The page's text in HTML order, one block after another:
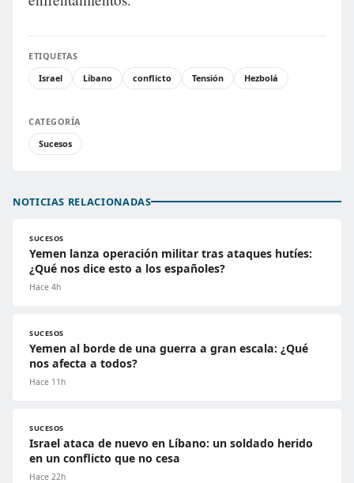
ETIQUETAS
Israel
Líbano conflicto Tensión Hezbolá
CATEGORÍA
Sucesos
NOTICIAS RELACIONADAS
SUCESOS
Yemen lanza operación militar tras ataques hutíes:
¿Qué nos dice esto a los españoles?
Hace 4h
SUCESOS
Yemen al borde de una guerra a gran escala: ¿Qué
nos afecta a todos?
Hace 11h
SUCESOS
Israel ataca de nuevo en Líbano: un soldado herido
en un conflicto que no cesa
Hace 22h